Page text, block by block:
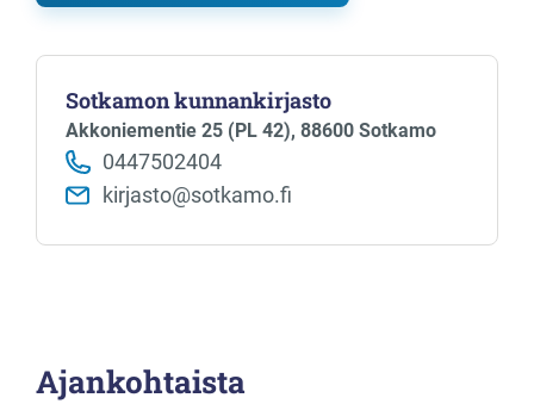
Sotkamon kunnankirjasto
Akkoniementie 25 (PL 42), 88600 Sotkamo
0447502404
kirjasto@sotkamo.fi
Ajankohtaista